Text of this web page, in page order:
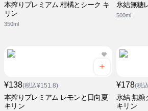
本搾りプレミアム 柑橘とシーク キ
リン
350ml
氷結無糖
500ml
¥138(税込¥151.8)
本搾りプレミアム レモンと日向夏
キリン
¥178(税
氷結 無糖
キリン